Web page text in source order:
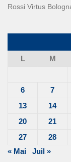
Rossi Virtus
L
M
6
7
13
14
20
21
27
28
« Mai
Juil »